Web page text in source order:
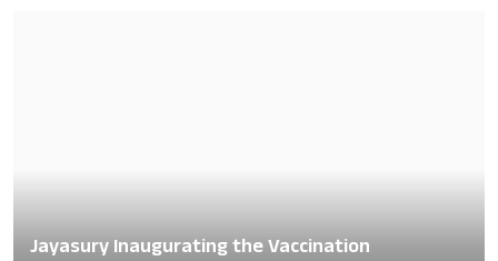
Jayasury Inaugurating the Vaccination